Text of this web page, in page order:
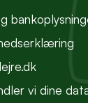
vi dine